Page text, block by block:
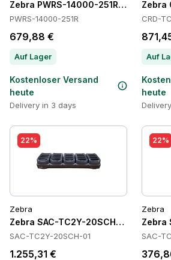
Zebra PWRS-14000-251R Power
PWRS-14000-251R
679,88 €
Auf Lager
Kostenloser Versand
heute
Delivery in 3 days
Zebra
CRD-
Auf
heute
22%
Zebra
Zebra SAC-TC2Y-20SCH-01 Batteries
SAC-TC2Y-20SCH-01
1.255,31 €
22%
Zebra
Zebra
SAC-